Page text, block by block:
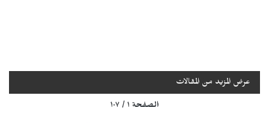
عرض المزيد من المقالات
الصفحة ١ / ١٠٧